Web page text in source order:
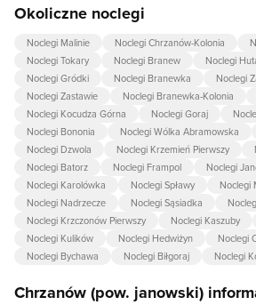
Okoliczne noclegi
Noclegi Malinie Noclegi Chrzanów-Kolonia
Noclegi Tokary
Noclegi Branew
Noclegi
Noclegi Gródki
Noclegi Branewka Noclegi
Noclegi Zastawie
Noclegi Branewka-Kolonia
Noclegi Kocudza Górna
Noclegi Goraj
Noclegi Bononia
Noclegi Wólka Abramowska
Noclegi Dzwola
Noclegi Krzemień Pierwszy
Noclegi Batorz
Noclegi Frampol
Noclegi
Noclegi Karolówka
Noclegi Spławy
Noclegi
Noclegi Nadrzecze
Noclegi Sąsiadka
Noclegi Krzczonów Pierwszy
Noclegi Kaszuby
Noclegi Kulików
Noclegi Hedwiżyn
Noclegi
Noclegi Bychawa
Noclegi Biłgoraj Noclegi
Chrzanów (pow. janowski)